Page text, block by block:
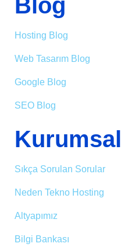
Blog
Hosting Blog
Web Tasarım Blog
Google Blog
SEO Blog
Kurumsal
Sıkça Sorulan Sorular
Neden Tekno Hosting
Altyapımız
Bilgi Bankası